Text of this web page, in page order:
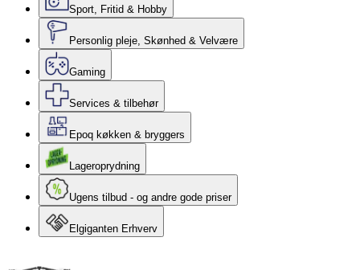
Sport, Fritid & Hobby
Personlig pleje, Skønhed & Velvære
Gaming
Services & tilbehør
Epoq køkken & bryggers
Lageroprydning
Ugens tilbud - og andre gode priser
Elgiganten Erhverv